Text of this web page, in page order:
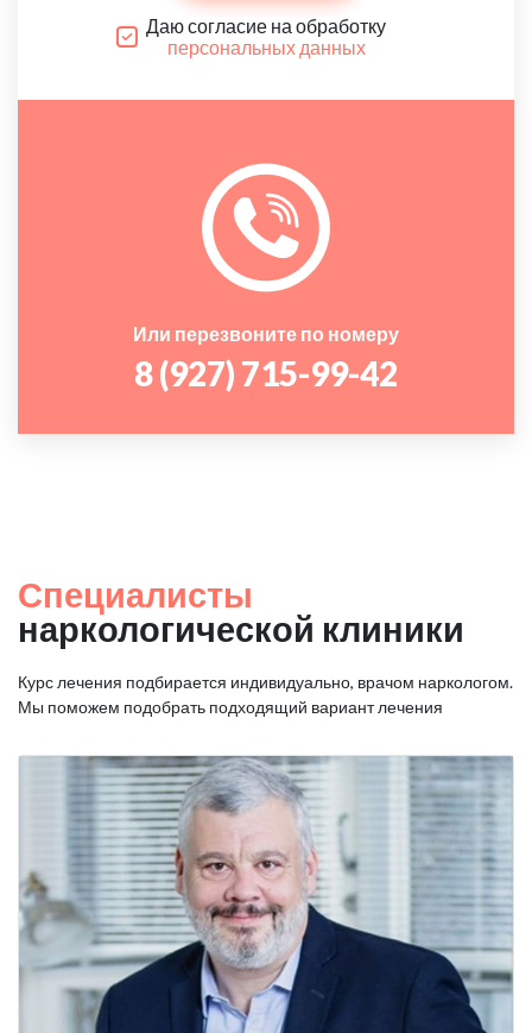
Даю согласие на обработку
персональных данных
Или перезвоните по номеру
8 (927) 715-99-42
Специалисты
наркологической клиники
Курс лечения подбирается индивидуально, врачом наркологом.
Мы поможем подобрать подходящий вариант лечения